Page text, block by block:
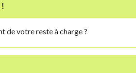
de votre reste à charge ?